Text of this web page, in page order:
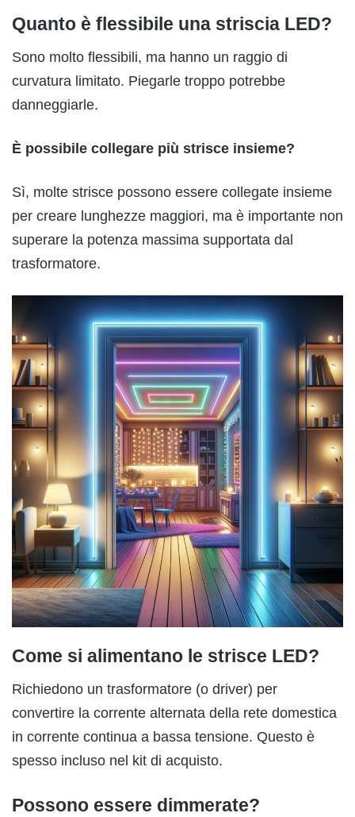
Quanto è flessibile una striscia LED?
Sono molto flessibili, ma hanno un raggio di
curvatura limitato. Piegarle troppo potrebbe
danneggiarle.
È possibile collegare più strisce insieme?
Sì, molte strisce possono essere collegate insieme
per creare lunghezze maggiori, ma è importante non
superare la potenza massima supportata dal
trasformatore.
Come si alimentano le strisce LED?
Richiedono un trasformatore (o driver) per
convertire la corrente alternata della rete domestica
in corrente continua a bassa tensione. Questo è
spesso incluso nel kit di acquisto.
Possono essere dimmerate?